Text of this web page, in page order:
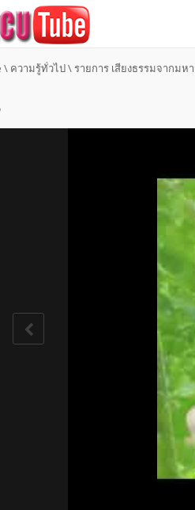
\ ความรู้ทั่วไป\รายการ เสียงธรรมจากม